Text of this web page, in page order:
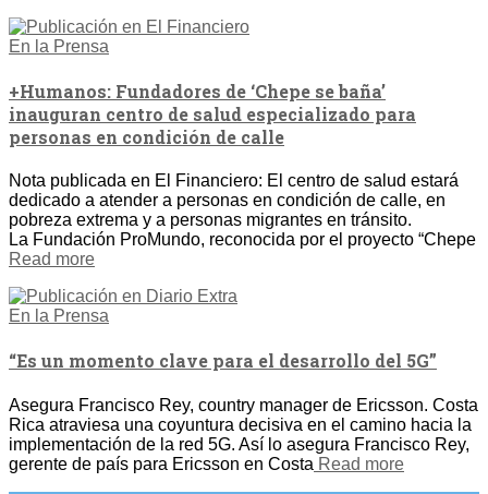
En la Prensa
+Humanos: Fundadores de ‘Chepe se baña’
inauguran centro de salud especializado para
personas en condición de calle
Nota publicada en El Financiero: El centro de salud estará
dedicado a atender a personas en condición de calle, en
pobreza extrema y a personas migrantes en tránsito.
La Fundación ProMundo, reconocida por el proyecto “Chepe
Read more
En la Prensa
“Es un momento clave para el desarrollo del 5G”
Asegura Francisco Rey, country manager de Ericsson. Costa
Rica atraviesa una coyuntura decisiva en el camino hacia la
implementación de la red 5G. Así lo asegura Francisco Rey,
gerente de país para Ericsson en Costa Read more